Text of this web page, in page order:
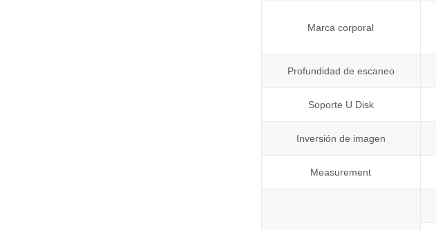
Marca corporal
Profundidad de escaneo
Soporte U Disk
Inversión de imagen
Measurement